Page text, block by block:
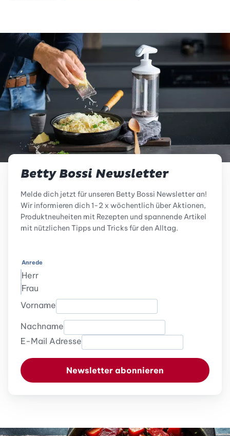
Betty Bossi Newsletter
Melde dich jetzt für unseren Betty Bossi Newsletter an!
Wir informieren dich 1-2 x wöchentlich über Aktionen,
Produktneuheiten mit Rezepten und spannende Artikel
mit nützlichen Tipps und Tricks für den Alltag.
Anrede
Herr
Frau
Vorname
Nachname
E-Mail Adresse
Newsletter abonnieren